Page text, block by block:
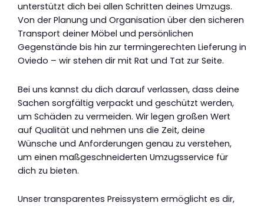
unterstützt dich bei allen Schritten deines Umzugs.
Von der Planung und Organisation über den sicheren
Transport deiner Möbel und persönlichen
Gegenstände bis hin zur termingerechten Lieferung in
Oviedo – wir stehen dir mit Rat und Tat zur Seite.
Bei uns kannst du dich darauf verlassen, dass deine
Sachen sorgfältig verpackt und geschützt werden,
um Schäden zu vermeiden. Wir legen großen Wert
auf Qualität und nehmen uns die Zeit, deine
Wünsche und Anforderungen genau zu verstehen,
um einen maßgeschneiderten Umzugsservice für
dich zu bieten.
Unser transparentes Preissystem ermöglicht es dir,